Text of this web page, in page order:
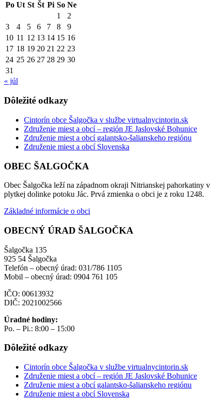
Po Ut St Št Pi So Ne
1
2
3
4 5 6 7 8
9
10 11 12 13 14 15 16
17 18 19 20 21 22 23
24 25 26 27 28 29 30
31
« júl
Dôležité odkazy
Cintorín obce Šalgočka v službe virtualnycintorin.sk
Združenie miest a obcí – región JE Jaslovské Bohunice
Združenie miest a obcí galantsko-šalianskeho regiónu
Združenie miest a obcí Slovenska
OBEC ŠALGOČKA
Obec Šalgočka leží na západnom okraji Nitrianskej pahorkatiny v
plytkej dolinke potoku Jác. Prvá zmienka o obci je z roku 1248.
Základné informácie o obci
OBECNÝ ÚRAD ŠALGOČKA
Šalgočka 135
925 54 Šalgočka
Telefón – obecný úrad: 031/786 1105
Mobil – obecný úrad: 0904 761 105
IČO: 00613932
DIČ: 2021002566
Úradné hodiny:
Po. – Pi.: 8:00 – 15:00
Dôležité odkazy
Cintorín obce Šalgočka v službe virtualnycintorin.sk
Združenie miest a obcí – región JE Jaslovské Bohunice
Združenie miest a obcí galantsko-šalianskeho regiónu
Združenie miest a obcí Slovenska